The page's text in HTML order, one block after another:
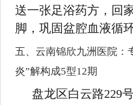
送一张足浴药方，回
脚，巩固盆腔血液循环
五、云南锦欣九洲医院：
炎”解构成5型12期
盘龙区白云路229